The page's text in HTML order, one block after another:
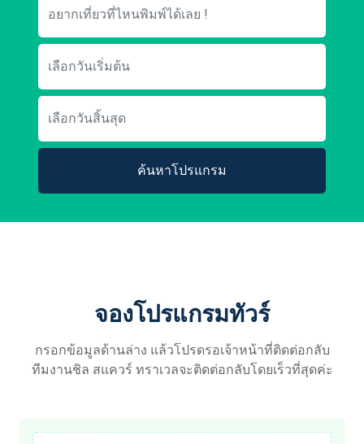
ค้นหาโปรแกรม
จองโปรแกรมทัวร์
กรอกข้อมูลด้านล่าง แล้วโปรดรอเจ้าหน้าที่ติดต่อกลับ
ทีมงานชิล สแควร์ ทราเวลจะติดต่อกลับโดยเร็วที่สุดค่ะ